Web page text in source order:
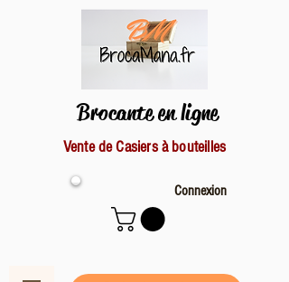
Brocante en ligne
Vente de Casiers à bouteilles
Connexion